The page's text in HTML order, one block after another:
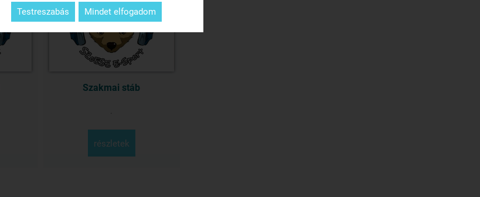
Szakmai stáb
részletek
Mindet elfogadom
Testreszabás